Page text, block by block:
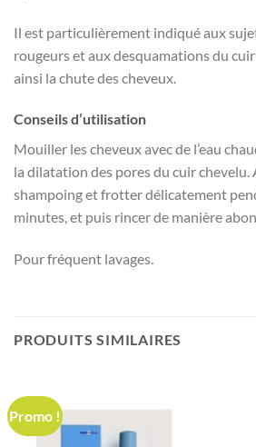
Il est particulièrement indiqué aux
rougeurs et aux desquamations du
ainsi la chute des cheveux.
Conseils d’utilisation
Mouiller les cheveux avec de l’eau
la dilatation des pores du cuir chevelu.
shampoing et frotter délicatement
minutes, et puis rincer de manière
Pour fréquent lavages.
PRODUITS SIMILAIRES
Promo !